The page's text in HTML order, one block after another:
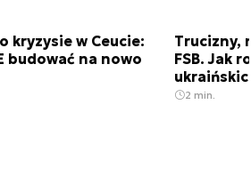
kryzysie w Ceucie:
budować na nowo
Trucizny,
FSB. Jak
2 min.